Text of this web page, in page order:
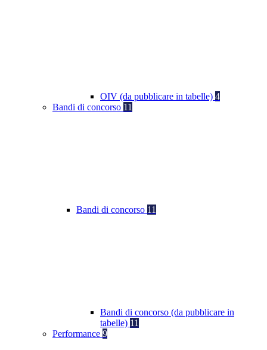
OIV (da pubblicare in tabelle) 4
Bandi di concorso 11
Bandi di concorso 11
Bandi di concorso (da pubblicare in
tabelle) 11
Performance 9